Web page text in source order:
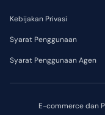
E-commerce dan
Kebijakan Privasi
Syarat Penggunaan
Syarat Penggunaan Agen